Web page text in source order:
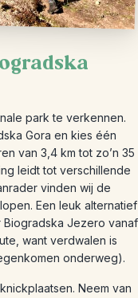
park te verkennen.
Gora en kies één
van 3,4 km tot zo’n 35
leidt tot verschillende
vinden wij de
Een leuk alternatief
Jezero vanaf
want verdwalen is
onderweg).
Neem van